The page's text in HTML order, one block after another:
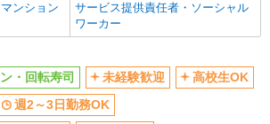
ンション
サービス提供責任者・ソーシャル
ワーカー
・回転寿司 未経験歓迎
高校生OK
週2～3日勤務OK